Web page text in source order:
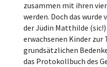
zusammen mit ihren
werden. Doch das wurde
der Jüdin Matthilde
erwachsenen Kinder zur
grundsätzlichen
das Protokollbuch des